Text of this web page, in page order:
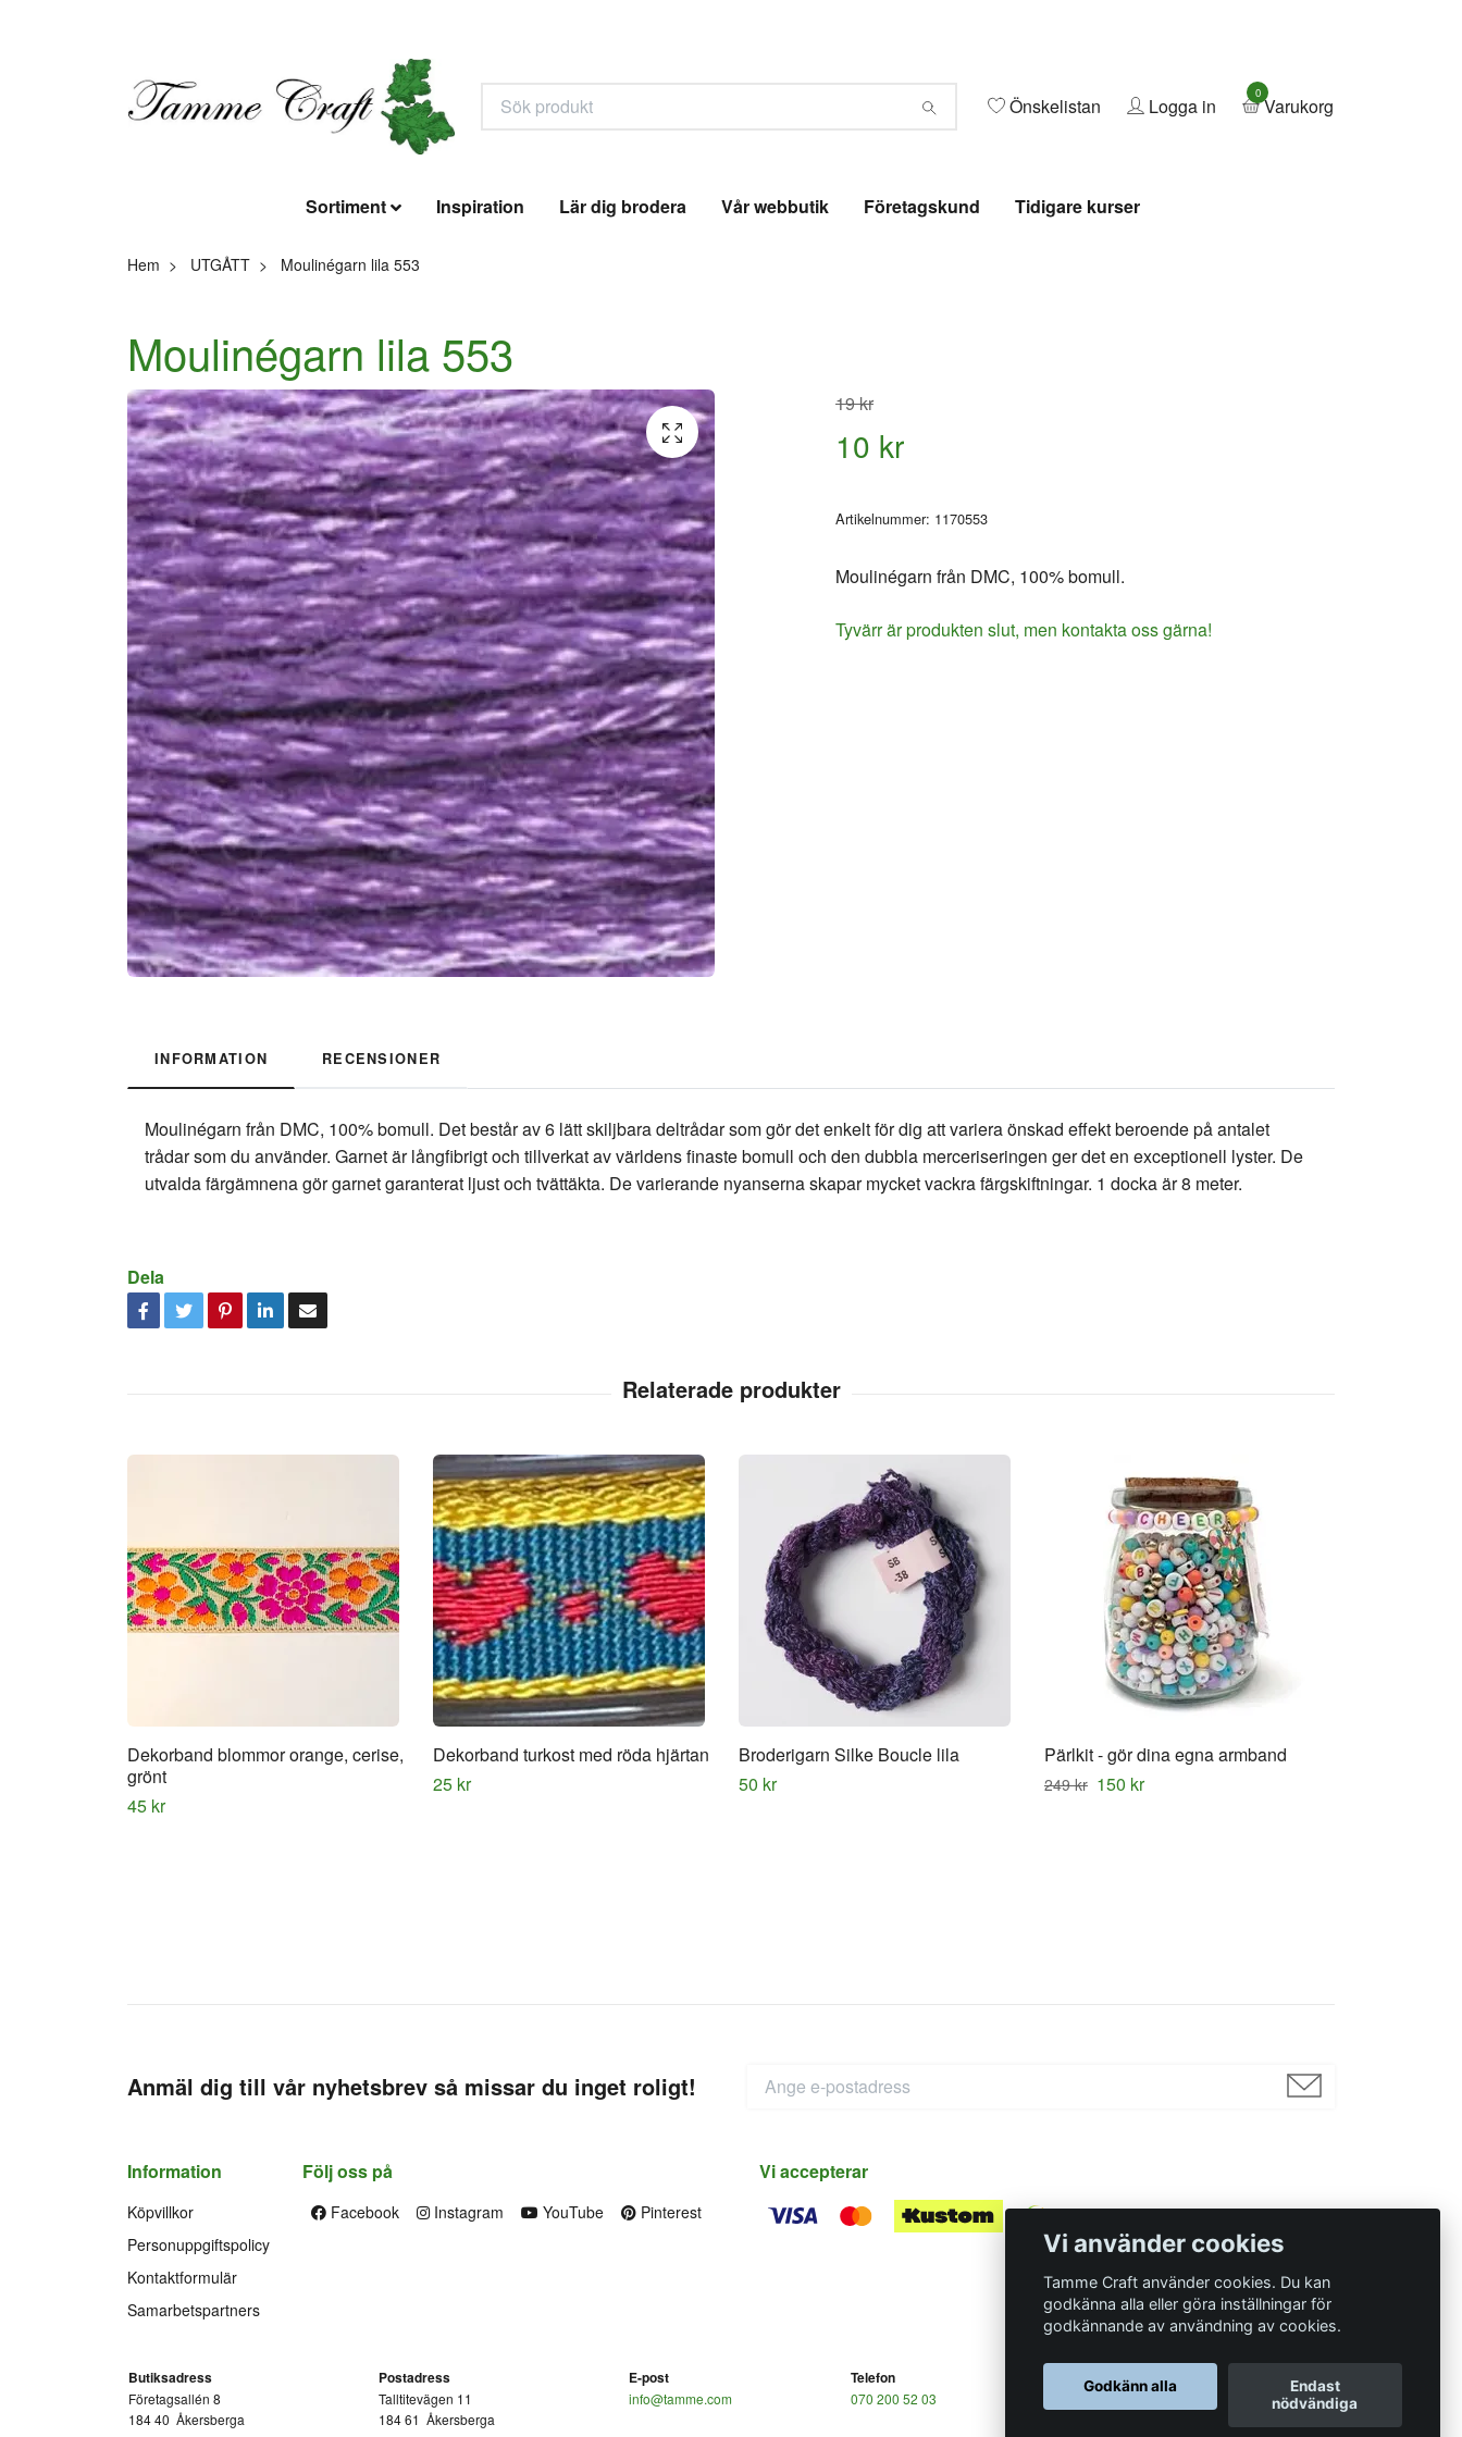
Önskelistan Logga in
0
Varukorg
Sortiment Inspiration Lär dig brodera Vår webbutik Företagskund Tidigare kurser
Hem UTGÅTT Moulinégarn lila 553
Moulinégarn lila 553
19 kr
10 kr
Artikelnummer: 1170553
Moulinégarn från DMC, 100% bomull.
Tyvärr är produkten slut, men kontakta oss gärna!
INFORMATION RECENSIONER
Moulinégarn från DMC, 100% bomull. Det består av 6 lätt skiljbara deltrådar som gör det enkelt för dig att variera önskad effekt beroende på antalet
trådar som du använder. Garnet är långfibrigt och tillverkat av världens finaste bomull och den dubbla merceriseringen ger det en exceptionell lyster. De
utvalda färgämnena gör garnet garanterat ljust och tvättäkta. De varierande nyanserna skapar mycket vackra färgskiftningar. 1 docka är 8 meter.
Dela
Dekorband blommor orange, cerise,
grönt
45 kr
Dekorband turkost med röda hjärtan
25 kr
Broderigarn Silke Boucle lila
50 kr
Pärlkit - gör dina egna armband
249 kr 150 kr
Anmäl dig till vår nyhetsbrev så missar du inget roligt!
Information
Köpvillkor
Personuppgiftspolicy
Kontaktformulär
Samarbetspartners
Följ oss på
Facebook Instagram YouTube Pinterest
Vi accepterar
Butiksadress
Företagsallén 8
184 40 Åkersberga
Postadress
Talltitevägen 11
184 61 Åkersberga
E-post
info@tamme.com
Telefon
070 200 52 03
Organisationsnummer
Vi använder cookies
Tamme Craft använder cookies. Du kan
godkänna alla eller göra inställningar för
godkännande av användning av cookies.
Godkänn alla
Endast
nödvändiga